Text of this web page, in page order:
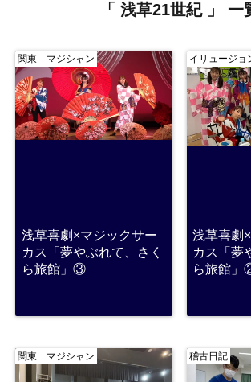
「 浅草21世紀 」 一
関東 マジシャン
浅草喜劇×マジックサー
カス「夢やぶれて、さく
ら旅館」③
イリュージョ
浅草喜劇
カス「夢
ら旅館
関東 マジシャン 稽古日記